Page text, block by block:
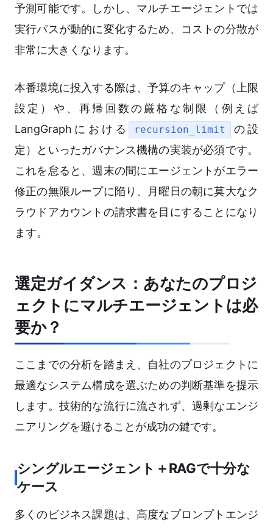
予測可能です。しかし、マルチエージェントでは
実行パスが動的に変化するため、コストの分散が
非常に大きくなります。
本番環境に投入する際は、予算のキャップ（上限
設定）や、再帰回数の厳格な制限（例えば
LangGraphにおける
recursion_limit
の設
定）といったガバナンス機構の実装が必須です。
これを怠ると、週末の間にエージェントがエラー
修正の無限ループに陥り、月曜日の朝に莫大なク
ラウドアカウントの請求書を目にすることになり
ます。
選定ガイダンス：あなたのプロジ
ェクトにマルチエージェントは必
要か？
ここまでの分析を踏まえ、自社のプロジェクトに
最適なシステム構成を選ぶための判断基準を提示
します。技術的な流行に流されず、過剰なエンジ
ニアリングを避けることが成功の鍵です。
シングルエージェント＋RAGで十分な
ケース
多くのビジネス課題は、高度なプロンプトエンジ